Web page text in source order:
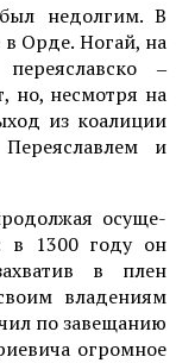
недолгим. В
в Орде. Ногай, на
‒
но, несмотря на
из коалиции
и
осуще­
в 1300 году он
в плен
владениям
по за­вещанию
ог­ромное